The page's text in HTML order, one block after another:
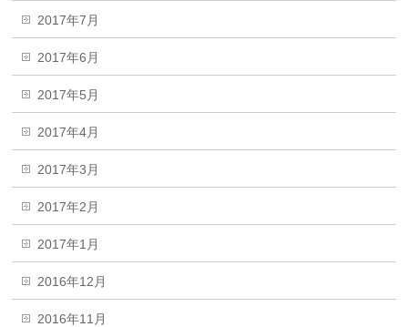
2017年7月
2017年6月
2017年5月
2017年4月
2017年3月
2017年2月
2017年1月
2016年12月
2016年11月